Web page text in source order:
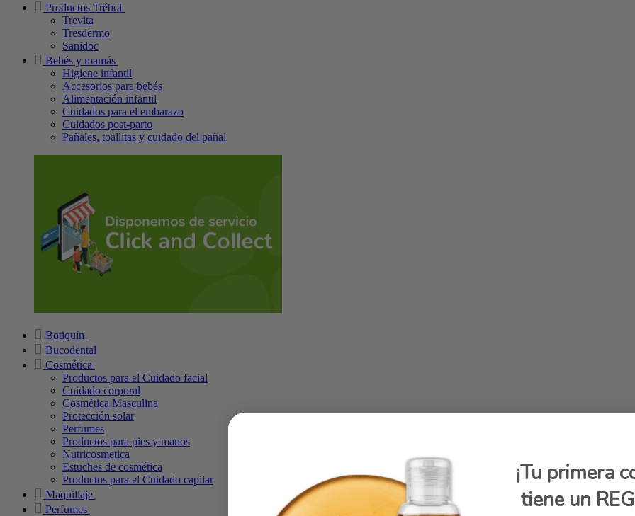
Productos Trébol
Trevita
Tresdermo
Sanidoc
Bebés y mamás
Higiene infantil
Accesorios para bebés
Alimentación infantil
Cuidados para el embarazo
Cuidados post-parto
Pañales, toallitas y cuidado del pañal
Botiquín
Bucodental
Cosmética
Productos para el Cuidado facial
Cuidado corporal
Cosmética Masculina
Protección solar
Perfumes
Productos para pies y manos
Nutricosmetica
Estuches de cosmética
Productos para el Cuidado capilar
Maquillaje
Perfumes
¡Tu primera
tiene un